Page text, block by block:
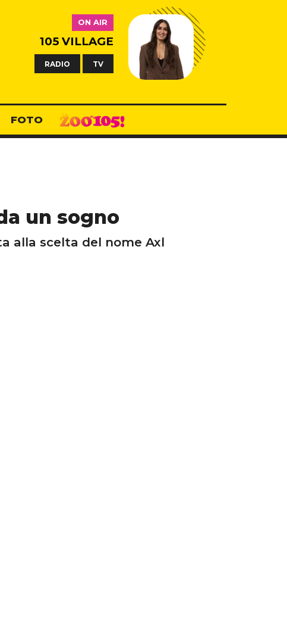
ON AIR
105 VILLAGE
RADIO TV
FOTO
un sogno
alla scelta del nome Axl